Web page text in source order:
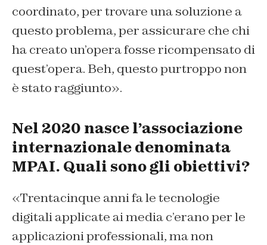
coordinato, per trovare una soluzione a
questo problema, per assicurare che chi
ha creato un’opera fosse ricompensato di
quest’opera. Beh, questo purtroppo non
è stato raggiunto».
Nel 2020 nasce l’associazione
internazionale denominata
MPAI. Quali sono gli obiettivi?
«Trentacinque anni fa le tecnologie
digitali applicate ai media c’erano per le
applicazioni professionali, ma non